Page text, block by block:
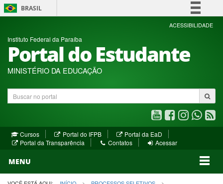
BRASIL
Simplifique!
Participe
ACESSIBILIDADE
Instituto Federal da Paraíba
Portal do Estudante
MINISTÉRIO DA EDUCAÇÃO
Buscar
no
Youtube
(abre
em
Facebook
(abre
Instagram
(abre
janela)
(abre
janela)
Cursos Portal do IFPB(abre
em
Portal da EaD
em
Portal da Transparência Contatos Acessar
MENU